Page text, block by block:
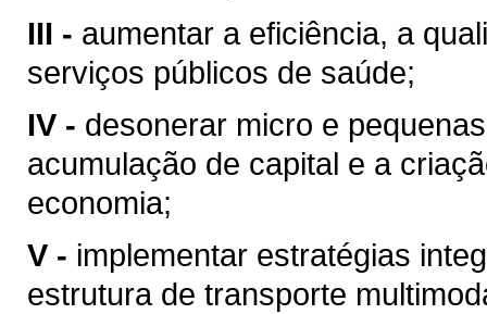
III - aumentar a eficiência, a
serviços públicos de saúde;
IV - desonerar micro e
acumulação de capital e a
economia;
V - implementar estratégias
estrutura de transporte